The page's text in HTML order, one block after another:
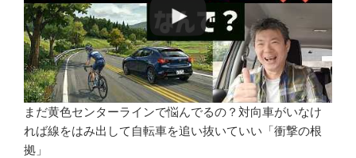
まだ黄色センターラインで悩んでるの？対向車がいなけ
れば線をはみ出して自転車を追い抜いていい「衝撃の根
拠」